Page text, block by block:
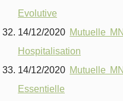
Evolutive
14/12/2020 Mutuelle
Hospitalisation
14/12/2020 Mutuelle
Essentielle